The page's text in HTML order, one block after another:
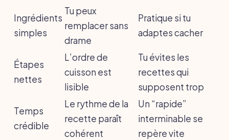
Ingrédients
simples
Tu peux
remplacer sans
drame
Pratique si tu
adaptes cacher
Étapes
nettes
L’ordre de
cuisson est
lisible
Tu évites les
recettes qui
supposent trop
Temps
crédible
Le rythme de la
recette paraît
cohérent
Un “rapide”
interminable se
repère vite